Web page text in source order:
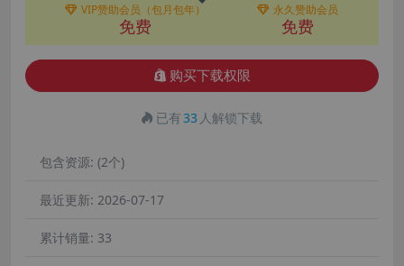
VIP赞助会员（包月包年）
免费
永久赞助会员
免费
购买下载权限
已有33 人解锁下载
包含资源: (2个)
最近更新: 2026-07-17
累计销量: 33